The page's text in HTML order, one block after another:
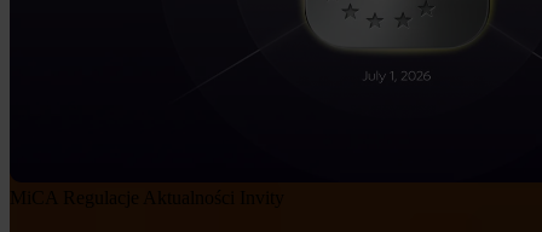
MiCA Regulacje Aktualności Invity